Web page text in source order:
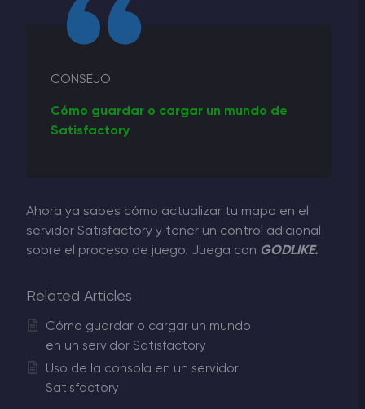
CONSEJO
Cómo guardar o cargar un mundo de
Satisfactory
Ahora ya sabes cómo actualizar tu mapa en el
servidor Satisfactory y tener un control adicional
sobre el proceso de juego. Juega con GODLIKE.
Related Articles
Cómo guardar o cargar un mundo
en un servidor Satisfactory
Uso de la consola en un servidor
Satisfactory